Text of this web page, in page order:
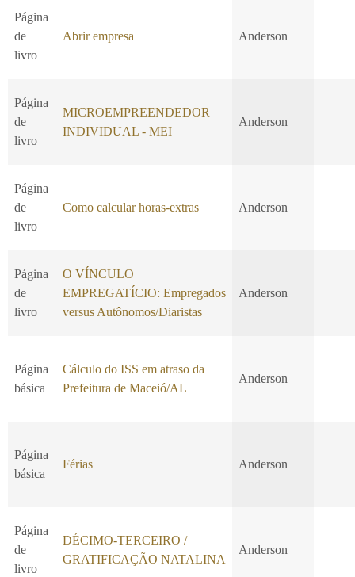
Página
de
livro
Abrir empresa Anderson
Página
de
livro
MICROEMPREENDEDOR
INDIVIDUAL - MEI
Anderson
Página
de
livro
Como calcular horas-extras Anderson
Página
de
livro
O VÍNCULO
EMPREGATÍCIO: Empregados
versus Autônomos/Diaristas
Anderson
Página
básica
Cálculo do ISS em atraso da
Prefeitura de Maceió/AL
Anderson
Página
básica
Férias Anderson
Página
de
livro
DÉCIMO-TERCEIRO /
GRATIFICAÇÃO NATALINA
Anderson